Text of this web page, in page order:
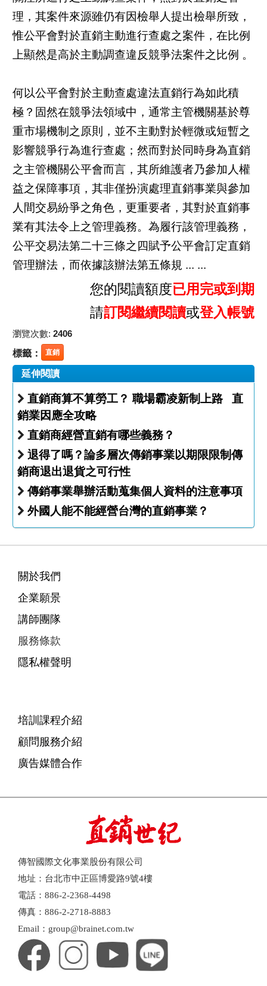
理，其案件來源雖仍有因檢舉人提出檢舉所致，
惟公平會對於直銷主動進行查處之案件，在比例
上顯然是高於主動調查違反競爭法案件之比例 。
何以公平會對於主動查處違法直銷行為如此積
極？固然在競爭法領域中，通常主管機關基於尊
重市場機制之原則，並不主動對於輕微或短暫之
影響競爭行為進行查處；然而對於同時身為直銷
之主管機關公平會而言，其所維護者乃參加人權
益之保障事項，其非僅扮演處理直銷事業與參加
人間交易紛爭之角色，更重要者，其對於直銷事
業有其法令上之管理義務。為履行該管理義務，
公平交易法第二十三條之四賦予公平會訂定直銷
管理辦法，而依據該辦法第五條規 ... ...
您的閱讀額度已用完或到期
請訂閱繼續閱讀或登入帳號
瀏覽次數: 2406
標籤： 直銷
延伸閱讀
直銷商算不算勞工？ 職場霸凌新制上路 直
銷業因應全攻略
直銷商經營直銷有哪些義務？
退得了嗎？論多層次傳銷事業以期限限制傳
銷商退出退貨之可行性
傳銷事業舉辦活動蒐集個人資料的注意事項
外國人能不能經營台灣的直銷事業？
關於我們
企業願景
講師團隊
服務條款
隱私權聲明
培訓課程介紹
顧問服務介紹
廣告媒體合作
傳智國際文化事業股份有限公司
地址：台北市中正區博愛路9號4樓
電話：886-2-2368-4498
傳真：886-2-2718-8883
Email：group@brainet.com.tw